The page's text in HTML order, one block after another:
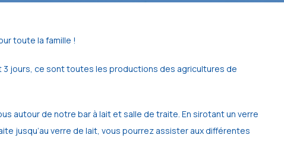
toute la famille !
3 jours, ce sont toutes les productions des agricultures de
autour de notre bar à lait et salle de traite. En sirotant un verre
jusqu’au verre de lait, vous pourrez assister aux différentes